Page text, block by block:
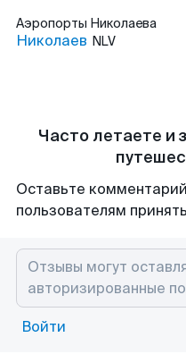
Аэропорты Николаева
Николаев NLV
Часто летаете и
Оставьте
пользователям
Войти